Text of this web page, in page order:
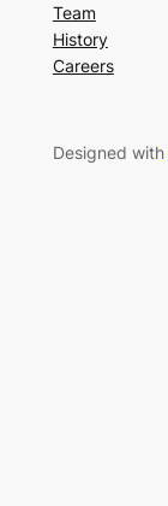
Team
History
Careers
Designed with